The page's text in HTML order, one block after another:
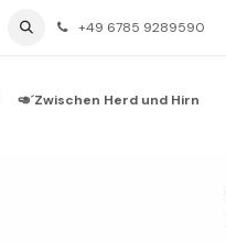
+49 6785 9289590
🥑´Zwischen Herd und Hirn